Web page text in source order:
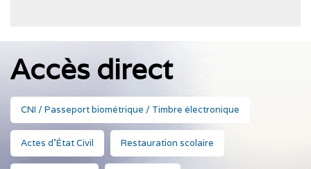
Accès direct
CNI / Passeport biométrique / Timbre électronique
Actes d'État Civil Restauration scolaire